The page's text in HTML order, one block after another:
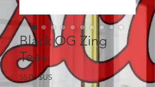
Black OG Zing
Tees
55,00 $US